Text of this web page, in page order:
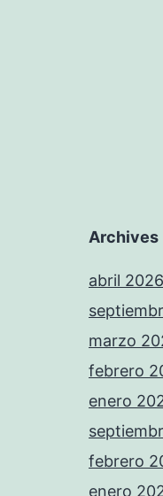
Archives
abril 2026
marzo
febrero
enero
febrero
enero